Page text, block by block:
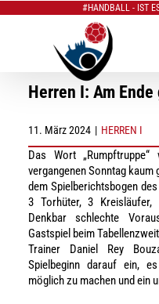
#HANDBALL - IST
Herren I: Am
11. März 2024 | HERREN I
Das Wort
vergangenen Sonntag
dem Spielberichtsbogen
3 Torhüter, 3 Kreisläufer,
Denkbar schlechte
Gastspiel beim
Trainer Daniel Rey
Spielbeginn darauf ein,
möglich zu machen und ein